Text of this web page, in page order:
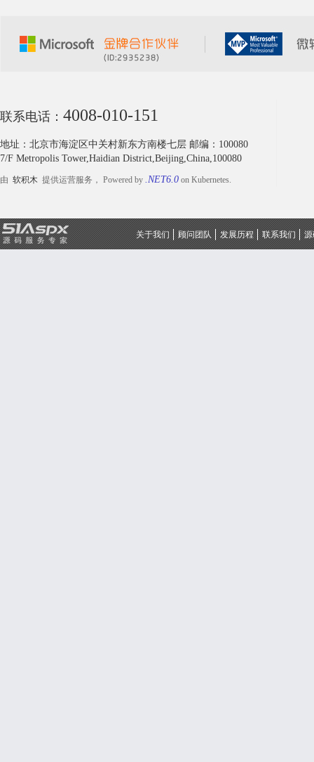
联系电话： 4008-010-151
地址：北京市海淀区中关村新东方南楼七层 邮编：100080
7/F Metropolis Tower,Haidian District,Beijing,China,100080
由 软积木 提供运营服务， Powered by .NET6.0 on Kubernetes.
关于我们 顾问团队 发展历程 联系我们